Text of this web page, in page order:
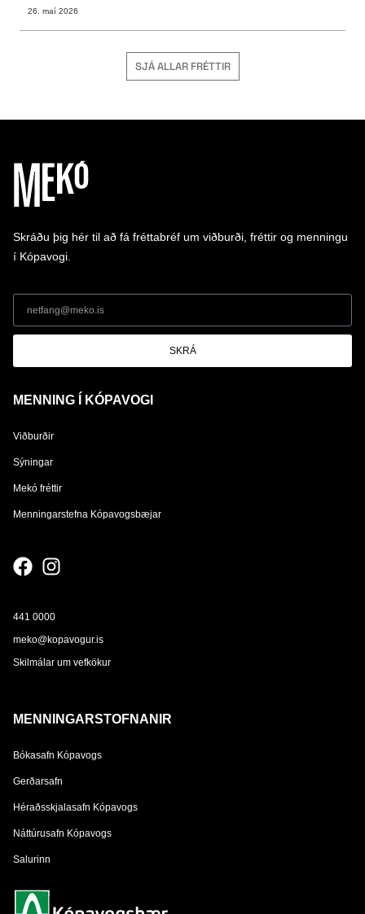
26. maí 2026
SJÁ ALLAR FRÉTTIR
Skráðu þig hér til að fá fréttabréf um viðburði, fréttir og menningu
í Kópavogi.
SKRÁ
MENNING Í KÓPAVOGI
Viðburðir
Sýningar
Mekó fréttir
Menningarstefna Kópavogsbæjar
441 0000
meko@kopavogur.is
Skilmálar um vefkökur
MENNINGARSTOFNANIR
Bókasafn Kópavogs
Gerðarsafn
Héraðsskjalasafn Kópavogs
Náttúrusafn Kópavogs
Salurinn